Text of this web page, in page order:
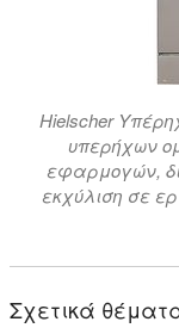
Hielscher
υπερήχων
εφαρμογών,
εκχύλιση σε
Σχετικά